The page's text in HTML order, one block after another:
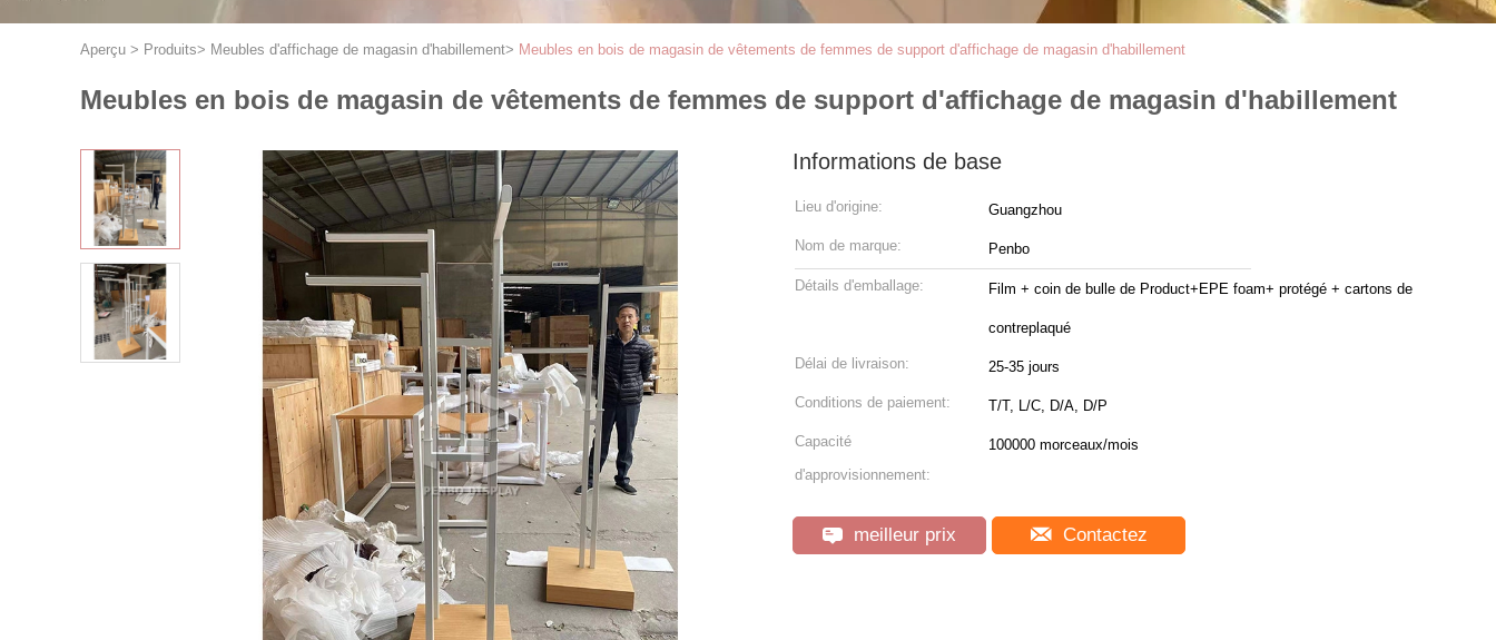
Aperçu > Produits> Meubles d'affichage de magasin d'habillement> Meubles en bois de magasin de vêtements de femmes de support d'affichage de magasin d'habillement
Meubles en bois de magasin de vêtements de femmes de support d'affichage de magasin d'habillement
Informations de base
Lieu d'origine: Guangzhou
Nom de marque: Penbo
Détails d'emballage: Film + coin de bulle de Product+EPE foam+ protégé + cartons de
contreplaqué
Délai de livraison: 25-35 jours
Conditions de paiement: T/T, L/C, D/A, D/P
Capacité
d'approvisionnement:
100000 morceaux/mois
meilleur prix Contactez